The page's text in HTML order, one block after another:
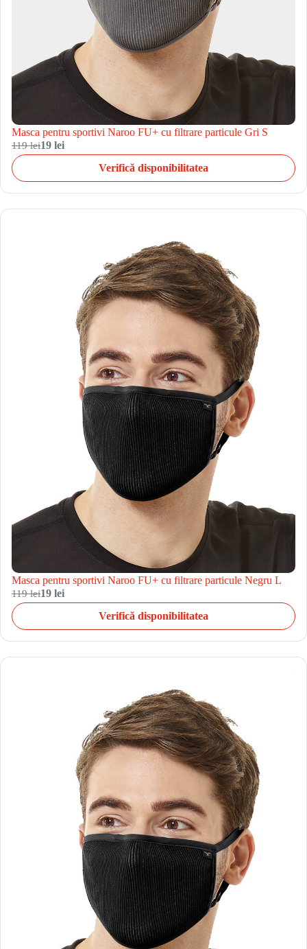
Masca pentru sportivi Naroo FU+ cu filtrare particule Gri S
119 lei19 lei
Verifică disponibilitatea
Masca pentru sportivi Naroo FU+ cu filtrare particule Negru L
119 lei19 lei
Verifică disponibilitatea